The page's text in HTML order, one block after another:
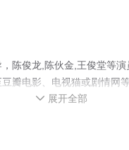
陈俊龙,陈伙金,王俊堂等
瓣电影、电视猫或剧情网等
 展开全部